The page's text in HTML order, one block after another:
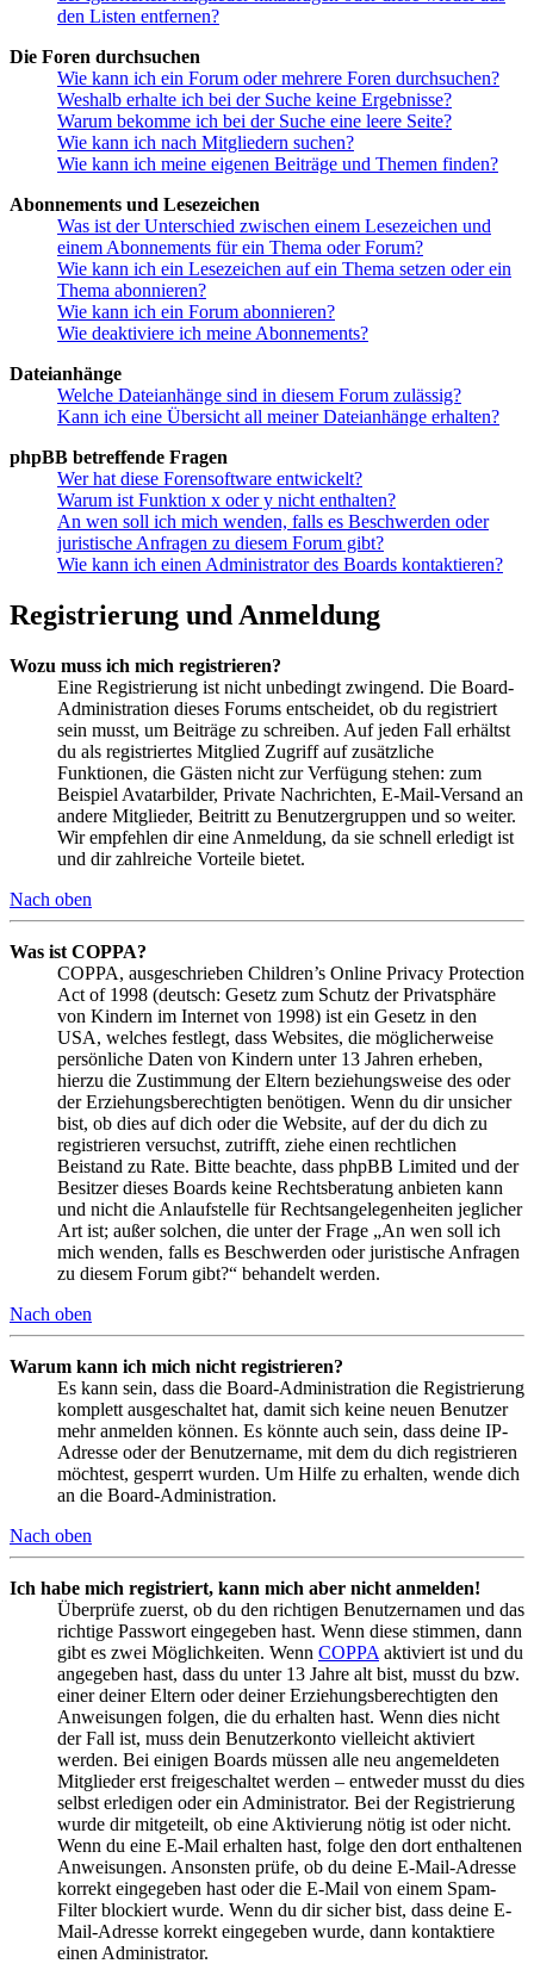
den Listen entfernen?
Die Foren durchsuchen
Wie kann ich ein Forum oder mehrere Foren durchsuchen?
Weshalb erhalte ich bei der Suche keine Ergebnisse?
Warum bekomme ich bei der Suche eine leere Seite?
Wie kann ich nach Mitgliedern suchen?
Wie kann ich meine eigenen Beiträge und Themen finden?
Abonnements und Lesezeichen
Was ist der Unterschied zwischen einem Lesezeichen und
einem Abonnements für ein Thema oder Forum?
Wie kann ich ein Lesezeichen auf ein Thema setzen oder ein
Thema abonnieren?
Wie kann ich ein Forum abonnieren?
Wie deaktiviere ich meine Abonnements?
Dateianhänge
Welche Dateianhänge sind in diesem Forum zulässig?
Kann ich eine Übersicht all meiner Dateianhänge erhalten?
phpBB betreffende Fragen
Wer hat diese Forensoftware entwickelt?
Warum ist Funktion x oder y nicht enthalten?
An wen soll ich mich wenden, falls es Beschwerden oder
juristische Anfragen zu diesem Forum gibt?
Wie kann ich einen Administrator des Boards kontaktieren?
Registrierung und Anmeldung
Wozu muss ich mich registrieren?
Eine Registrierung ist nicht unbedingt zwingend. Die Board-
Administration dieses Forums entscheidet, ob du registriert
sein musst, um Beiträge zu schreiben. Auf jeden Fall erhältst
du als registriertes Mitglied Zugriff auf zusätzliche
Funktionen, die Gästen nicht zur Verfügung stehen: zum
Beispiel Avatarbilder, Private Nachrichten, E-Mail-Versand an
andere Mitglieder, Beitritt zu Benutzergruppen und so weiter.
Wir empfehlen dir eine Anmeldung, da sie schnell erledigt ist
und dir zahlreiche Vorteile bietet.
Nach oben
Was ist COPPA?
COPPA, ausgeschrieben Children’s Online Privacy Protection
Act of 1998 (deutsch: Gesetz zum Schutz der Privatsphäre
von Kindern im Internet von 1998) ist ein Gesetz in den
USA, welches festlegt, dass Websites, die möglicherweise
persönliche Daten von Kindern unter 13 Jahren erheben,
hierzu die Zustimmung der Eltern beziehungsweise des oder
der Erziehungsberechtigten benötigen. Wenn du dir unsicher
bist, ob dies auf dich oder die Website, auf der du dich zu
registrieren versuchst, zutrifft, ziehe einen rechtlichen
Beistand zu Rate. Bitte beachte, dass phpBB Limited und der
Besitzer dieses Boards keine Rechtsberatung anbieten kann
und nicht die Anlaufstelle für Rechtsangelegenheiten jeglicher
Art ist; außer solchen, die unter der Frage „An wen soll ich
mich wenden, falls es Beschwerden oder juristische Anfragen
zu diesem Forum gibt?“ behandelt werden.
Nach oben
Warum kann ich mich nicht registrieren?
Es kann sein, dass die Board-Administration die Registrierung
komplett ausgeschaltet hat, damit sich keine neuen Benutzer
mehr anmelden können. Es könnte auch sein, dass deine IP-
Adresse oder der Benutzername, mit dem du dich registrieren
möchtest, gesperrt wurden. Um Hilfe zu erhalten, wende dich
an die Board-Administration.
Nach oben
Ich habe mich registriert, kann mich aber nicht anmelden!
Überprüfe zuerst, ob du den richtigen Benutzernamen und das
richtige Passwort eingegeben hast. Wenn diese stimmen, dann
gibt es zwei Möglichkeiten. Wenn COPPA aktiviert ist und du
angegeben hast, dass du unter 13 Jahre alt bist, musst du bzw.
einer deiner Eltern oder deiner Erziehungsberechtigten den
Anweisungen folgen, die du erhalten hast. Wenn dies nicht
der Fall ist, muss dein Benutzerkonto vielleicht aktiviert
werden. Bei einigen Boards müssen alle neu angemeldeten
Mitglieder erst freigeschaltet werden – entweder musst du dies
selbst erledigen oder ein Administrator. Bei der Registrierung
wurde dir mitgeteilt, ob eine Aktivierung nötig ist oder nicht.
Wenn du eine E-Mail erhalten hast, folge den dort enthaltenen
Anweisungen. Ansonsten prüfe, ob du deine E-Mail-Adresse
korrekt eingegeben hast oder die E-Mail von einem Spam-
Filter blockiert wurde. Wenn du dir sicher bist, dass deine E-
Mail-Adresse korrekt eingegeben wurde, dann kontaktiere
einen Administrator.